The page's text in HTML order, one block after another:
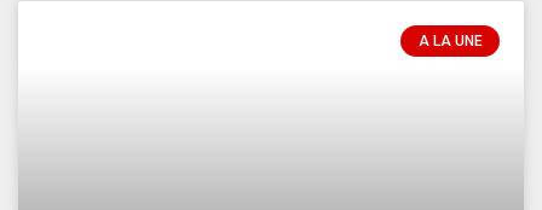
A LA UNE